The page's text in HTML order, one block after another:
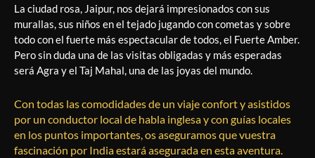
La ciudad rosa, Jaipur, nos dejará impresionados con sus
murallas, sus niños en el tejado jugando con cometas y sobre
todo con el fuerte más espectacular de todos, el Fuerte Amber.
Pero sin duda una de las visitas obligadas y más esperadas
será Agra y el Taj Mahal, una de las joyas del mundo.
Con todas las comodidades de un viaje confort y asistidos
por un conductor local de habla inglesa y con guías locales
en los puntos importantes, os aseguramos que vuestra
fascinación por India estará asegurada en esta aventura.